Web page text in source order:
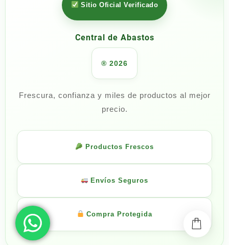
Sitio Oficial Verificado
Central de Abastos
® 2026
Frescura, confianza y miles de productos al mejor
precio.
Productos Frescos
Envíos Seguros
Compra Protegida